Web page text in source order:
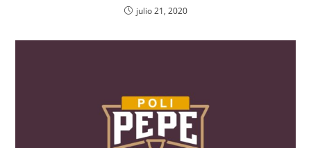
julio 21, 2020